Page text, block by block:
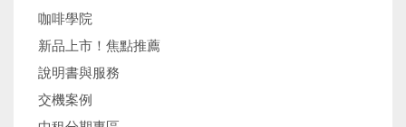
咖啡學院
新品上市！焦點推薦
說明書與服務
交機案例